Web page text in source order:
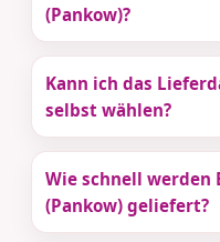
(Pankow)?
Kann ich das
selbst wählen?
Wie schnell werden
(Pankow) geliefert?